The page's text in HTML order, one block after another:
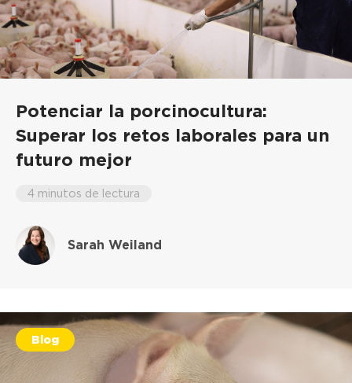
Potenciar la porcinocultura:
Superar los retos laborales para un
futuro mejor
4 minutos de lectura
Sarah Weiland
Blog